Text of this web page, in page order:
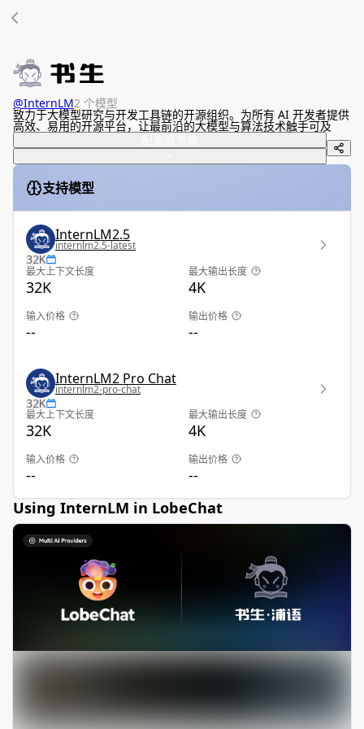
@InternLM2 个模型
致力于大模型研究与开发工具链的开源组织。为所有 AI 开发者提供
高效、易用的开源平台，让最前沿的大模型与算法技术触手可及
支持模型
InternLM2.5
internlm2.5-latest
32K
最大上下文长度
32K
最大输出长度
4K
输入价格
--
输出价格
--
InternLM2 Pro Chat
internlm2-pro-chat
32K
最大上下文长度
32K
最大输出长度
4K
输入价格
--
输出价格
--
Using InternLM in LobeChat